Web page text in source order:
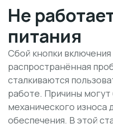
Не
питания
Сбой кнопки включения
распространённая
сталкиваются
работе. Причины
механического
обеспечения. В этой